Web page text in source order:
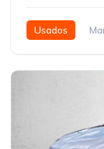
Usados